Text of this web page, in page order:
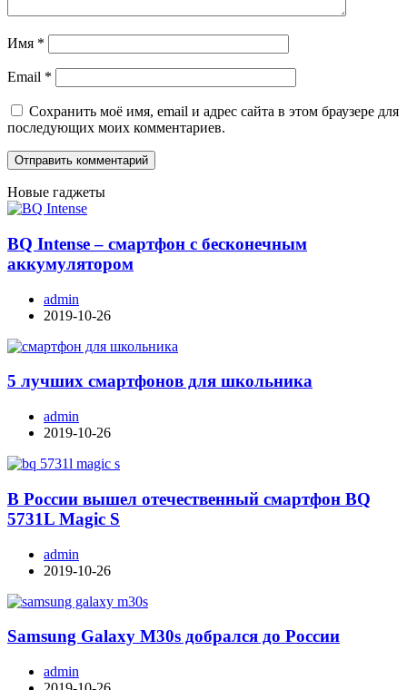
Имя *
Email *
Сохранить моё имя, email и адрес сайта в этом браузере для
последующих моих комментариев.
Новые гаджеты
BQ Intense – смартфон с бесконечным
аккумулятором
admin
2019-10-26
5 лучших смартфонов для школьника
admin
2019-10-26
В России вышел отечественный смартфон BQ
5731L Magic S
admin
2019-10-26
Samsung Galaxy M30s добрался до России
admin